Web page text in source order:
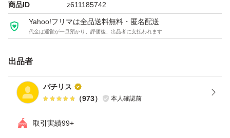
商品ID z611185742
Yahoo!フリマは全品送料無料・匿名配送
代金は運営が一旦預かり、評価後、出品者に支払われます
出品者
パチリス
（973） 本人確認前
取引実績99+